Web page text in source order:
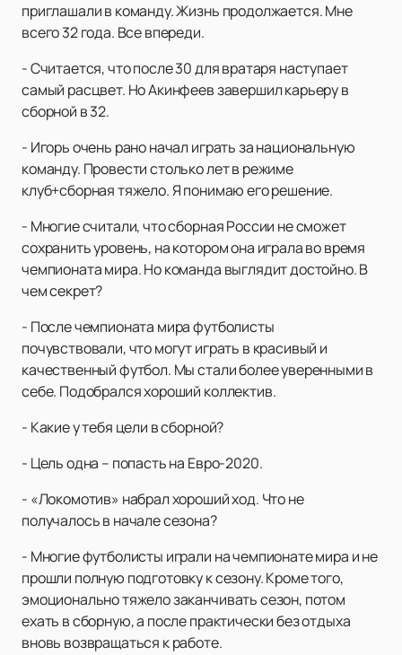
приглашали в команду. Жизнь продолжается. Мне
всего 32 года. Все впереди.
- Считается, что после 30 для вратаря наступает
самый расцвет. Но Акинфеев завершил карьеру в
сборной в 32.
- Игорь очень рано начал играть за национальную
команду. Провести столько лет в режиме
клуб+сборная тяжело. Я понимаю его решение.
- Многие считали, что сборная России не сможет
сохранить уровень, на котором она играла во время
чемпионата мира. Но команда выглядит достойно. В
чем секрет?
- После чемпионата мира футболисты
почувствовали, что могут играть в красивый и
качественный футбол. Мы стали более уверенными в
себе. Подобрался хороший коллектив.
- Какие у тебя цели в сборной?
- Цель одна – попасть на Евро-2020.
- «Локомотив» набрал хороший ход. Что не
получалось в начале сезона?
- Многие футболисты играли на чемпионате мира и не
прошли полную подготовку к сезону. Кроме того,
эмоционально тяжело заканчивать сезон, потом
ехать в сборную, а после практически без отдыха
вновь возвращаться к работе.